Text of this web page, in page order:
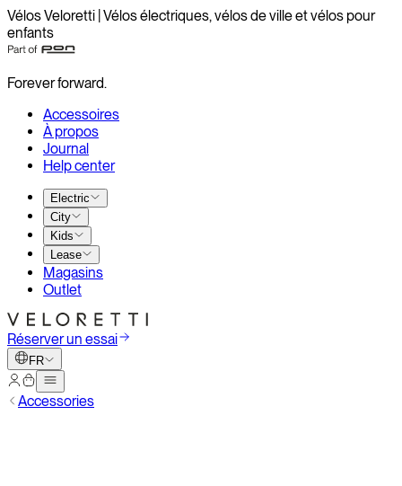
Vélos Veloretti | Vélos électriques, vélos de ville et vélos pour
enfants
Forever forward.
Accessoires
À propos
Journal
Help center
Electric
City
Kids
Lease
Magasins
Outlet
Réserver un essai
FR
Accessories